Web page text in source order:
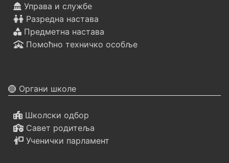
Управа и службе
Разредна настава
Предметна настава
Помоћно техничко особље
Органи школе
Школски одбор
Савет родитеља
Ученички парламент